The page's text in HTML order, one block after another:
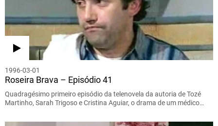
1996-03-01
Roseira Brava – Episódio 41
Quadragésimo primeiro episódio da telenovela da autoria de Tozé
Martinho, Sarah Trigoso e Cristina Aguiar, o drama de um médico…